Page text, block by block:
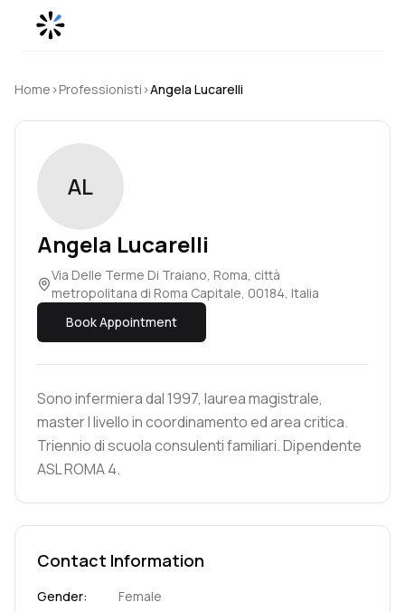
Skip to content
Home ›Professionisti ›Angela Lucarelli
AL
Angela Lucarelli
Via Delle Terme Di Traiano, Roma, città
metropolitana di Roma Capitale, 00184, Italia
Book Appointment
Sono infermiera dal 1997, laurea magistrale,
master I livello in coordinamento ed area critica.
Triennio di scuola consulenti familiari. Dipendente
ASL ROMA 4.
Contact Information
Gender:
Female